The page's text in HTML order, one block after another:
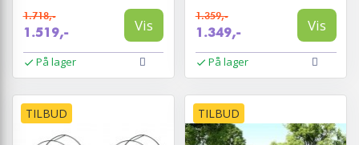
1.718,-
1.519,- Vis
På lager
1.359,-
1.349,- Vis
På lager
TILBUD TILBUD